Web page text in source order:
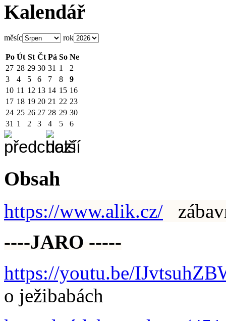
Kalendář
měsíc rok
Po Út St Čt Pá So Ne
27 28 29 30 31 1
2
3
4 5 6 7 8
9
10 11 12 13 14 15 16
17 18 19 20 21 22 23
24 25 26 27 28 29 30
31 1 2 3 4 5 6
Obsah
https://www.alik.cz/
----JARO -----
https://youtu.be/
o ježibabách